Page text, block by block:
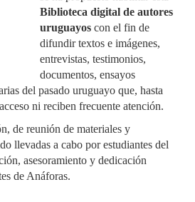
Biblioteca digital de autores
uruguayos con el fin de
difundir textos e imágenes,
entrevistas, testimonios,
documentos, ensayos
del pasado uruguayo que, hasta
ni reciben frecuente atención.
de reunión de materiales y
llevadas a cabo por estudiantes del
asesoramiento y dedicación
de Anáforas.